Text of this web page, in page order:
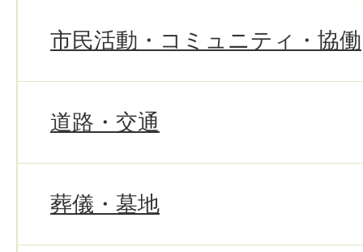
市民活動・コミュニティ・協働
道路・交通
葬儀・墓地